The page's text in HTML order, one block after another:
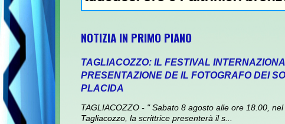
NOTIZIA IN PRIMO PIANO
TAGLIACOZZO: IL FESTIVAL
PRESENTAZIONE DE IL FOTOGRAFO DEI
PLACIDA
TAGLIACOZZO - " Sabato 8 agosto alle ore 18.00,
Tagliacozzo, la scrittrice presenterà il s...